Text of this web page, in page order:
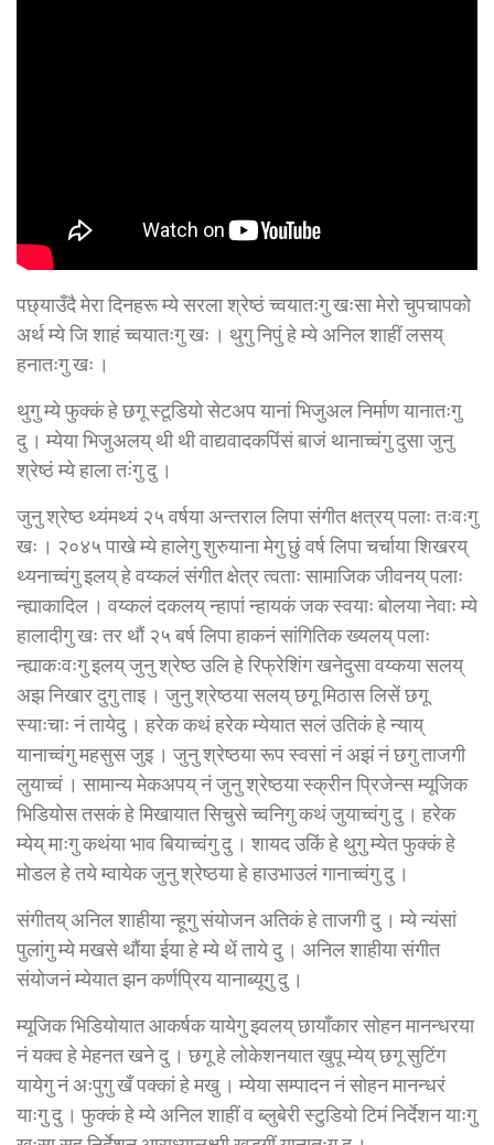
पछ्याउँदै मेरा दिनहरू म्ये सरला श्रेष्ठं च्वयातःगु खःसा मेरो चुपचापको
अर्थ म्ये जि शाहं च्वयातःगु खः । थुगु निपुं हे म्ये अनिल शाहीं लसय्
हनातःगु खः ।
थुगु म्ये फुक्कं हे छगू स्टूडियो सेटअप यानां भिजुअल निर्माण यानातःगु
दु । म्येया भिजुअलय् थी थी वाद्यवादकपिंसं बाजं थानाच्वंगु दुसा जुनु
श्रेष्ठं म्ये हाला तःंगु दु ।
जुनु श्रेष्ठ थ्यंमथ्यं २५ वर्षया अन्तराल लिपा संगीत क्षत्रय् पलाः तःवःगु
खः । २०४५ पाखे म्ये हालेगु शुरुयाना मेगु छुं वर्ष लिपा चर्चाया शिखरय्
थ्यनाच्वंगु इलय् हे वय्कलं संगीत क्षेत्र त्वताः सामाजिक जीवनय् पलाः
न्ह्याकादिल । वय्कलं दकलय् न्हापां न्हायकं जक स्वयाः बोलया नेवाः म्ये
हालादीगु खः तर थौं २५ बर्ष लिपा हाकनं सांगितिक ख्यलय् पलाः
न्ह्याकःवःगु इलय् जुनु श्रेष्ठ उलि हे रिफ्रेशिंग खनेदुसा वय्कया सलय्
अझ निखार दुगु ताइ । जुनु श्रेष्ठया सलय् छगू मिठास लिसें छगू
स्याःचाः नं तायेदु । हरेक कथं हरेक म्येयात सलं उतिकं हे न्याय्
यानाच्वंगु महसुस जुइ । जुनु श्रेष्ठया रूप स्वसां नं अझं नं छगु ताजगी
लुयाच्वं । सामान्य मेकअपय् नं जुनु श्रेष्ठया स्क्रीन प्रिजेन्स म्यूजिक
भिडियोस तसकं हे मिखायात सिचुसे च्वनिगु कथं जुयाच्वंगु दु । हरेक
म्येय् माःगु कथंया भाव बियाच्वंगु दु । शायद उकिं हे थुगु म्येत फुक्कं हे
मोडल हे तये म्वायेक जुनु श्रेष्ठया हे हाउभाउलं गानाच्वंगु दु ।
संगीतय् अनिल शाहीया न्हूगु संयोजन अतिकं हे ताजगी दु । म्ये न्यंसां
पुलांगु म्ये मखसे थौंया ईया हे म्ये थें ताये दु । अनिल शाहीया संगीत
संयोजनं म्येयात झन कर्णप्रिय यानाब्यूगु दु ।
म्यूजिक भिडियोयात आकर्षक यायेगु झ्वलय् छायाँकार सोहन मानन्धरया
नं यक्व हे मेहनत खने दु । छगू हे लोकेशनयात खुपू म्येय् छगू सुटिंग
यायेगु नं अःपुगु खँ पक्कां हे मखु । म्येया सम्पादन नं सोहन मानन्धरं
याःगु दु । फुक्कं हे म्ये अनिल शाहीं व ब्लुबेरी स्टुडियो टिमं निर्देशन याःगु